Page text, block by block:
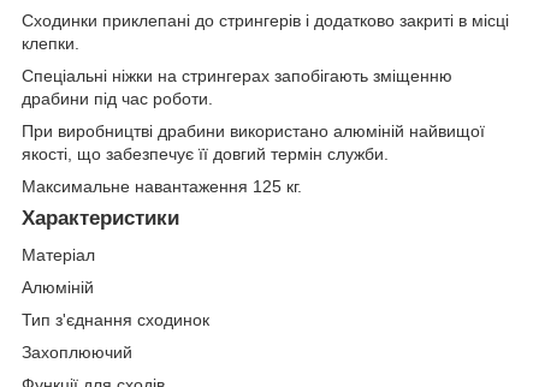
Сходинки приклепані до стрингерів і додатково закриті в місці
клепки.
Спеціальні ніжки на стрингерах запобігають зміщенню
драбини під час роботи.
При виробництві драбини використано алюміній найвищої
якості, що забезпечує її довгий термін служби.
Максимальне навантаження 125 кг.
Характеристики
Матеріал
Алюміній
Тип з'єднання сходинок
Захоплюючий